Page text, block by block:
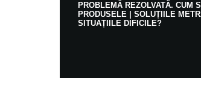
PROBLEMĂ REZOLVATĂ. CUM
PRODUSELE | SOLUȚIILE
SITUAȚIILE DIFICILE?